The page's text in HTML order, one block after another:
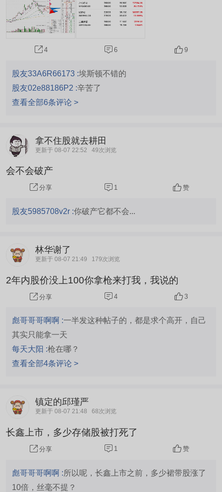
带动下，震荡往上修复，承接的力度和延续性明显
比前几天的要弱，个股的修复积极性提不起来，说
明在这个位置，短期筹码有一部分已经在松动，全
天都是在震荡消化这部分，叠加板块也不够强，修
4 6 9
股友33A6R66173 :埃斯顿不错的
股友02e88186P2 :辛苦了
查看全部6条评论 >
拿不住股就去耕田
更新于 08-07 22:52 49次浏览
会不会破产
分享 1 赞
股友5985708v2r :你破产它都不会...
林华谢了
更新于 08-07 21:49 179次浏览
2年内股价没上100你拿枪来打我，我说的
分享 4 3
彪哥哥哥啊啊 :一半发这种帖子的，都是求个高开，自己
其实只能拿一天
每天大阳 :枪在哪？
查看全部4条评论 >
镇定的邱瑾严
更新于 08-07 21:48 68次浏览
长鑫上市，多少存储股被打死了
分享 1 赞
彪哥哥哥啊啊 :所以呢，长鑫上市之前，多少裙带股涨了
10倍，丝毫不提？